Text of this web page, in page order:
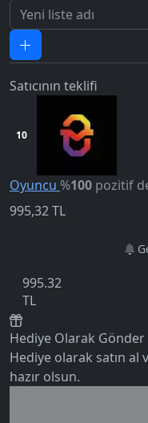
5.0
Satıcının teklifi
10
Oyuncu %100 pozitif
995,32TL
995.32
TL
Hediye Olarak Gönder
Hediye olarak satın al
hazır olsun.